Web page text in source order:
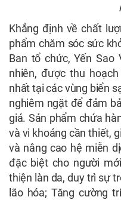
Khẳng định về chất
phẩm chăm sóc sức
Ban tổ chức, Yến Sao
nhiên, được thu
nhất tại các vùng biển
nghiêm ngặt để đảm
giá. Sản phẩm chứa
và vi khoáng cần thiết,
và nâng cao hệ miễn
đặc biệt cho người
thiện làn da, duy trì sự
lão hóa; Tăng cường